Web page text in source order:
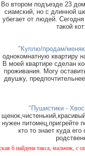
Во втором подъезде 23
сиамский, но с длинной
убегает от людей.
такой кот:
"Куплю/продам/
однокомнатную квартиру
В моей квартире сделан
проживания. Могу
двушку,
"Пушистики -
нужен питомец,пригрейте
кто то знает куда
такса, мальчик, с